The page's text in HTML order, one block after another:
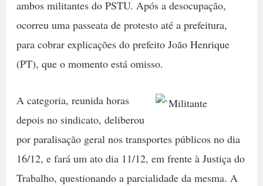
ambos militantes do PSTU. Após a desocupação,
ocorreu uma passeata de protesto até a prefeitura,
para cobrar explicações do prefeito João Henrique
(PT), que o momento está omisso.
A categoria, reunida horas
depois no sindicato, deliberou
por paralisação geral nos transportes públicos no dia
16/12, e fará um ato dia 11/12, em frente à Justiça do
Trabalho, questionando a parcialidade da mesma. A